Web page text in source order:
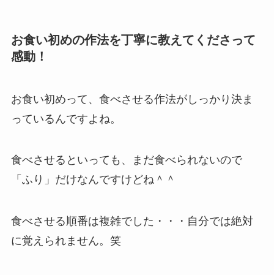
お食い初めの作法を丁寧に教えてくださって
感動！
お食い初めって、食べさせる作法がしっかり決ま
っているんですよね。
食べさせるといっても、まだ食べられないので
「ふり」だけなんですけどね＾＾
食べさせる順番は複雑でした・・・自分では絶対
に覚えられません。笑